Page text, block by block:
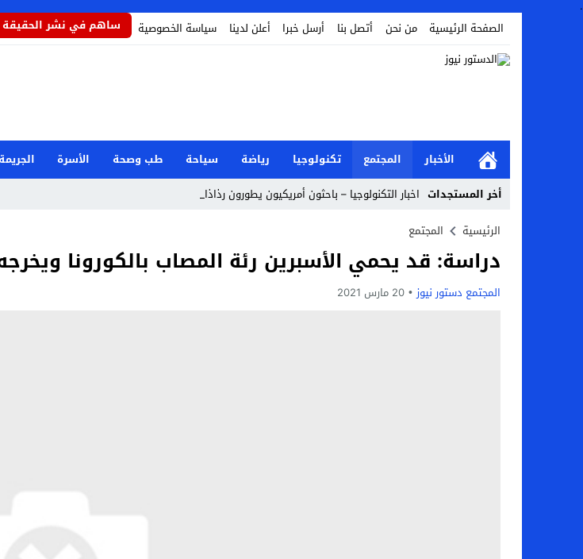
.
الصفحة الرئيسية
من نحن أتصل بنا أرسل خبرا أعلن لدينا سياسة الخصوصية ساهم في نشر الحقيقة
الأخبار المجتمع تكنولوجيا رياضة سياحة طب وصحة الأسرة الجريمة
أخر المستجدات اخبار التكنولوجيا – باحثون أمريكيون يطورون رذاذاً يحم _
Stop
Previous
Next
الرئيسية المجتمع
دراسة: قد يحمي الأسبرين رئة المصاب بالكورونا
المجتمع دستور نيوز 20 مارس 2021